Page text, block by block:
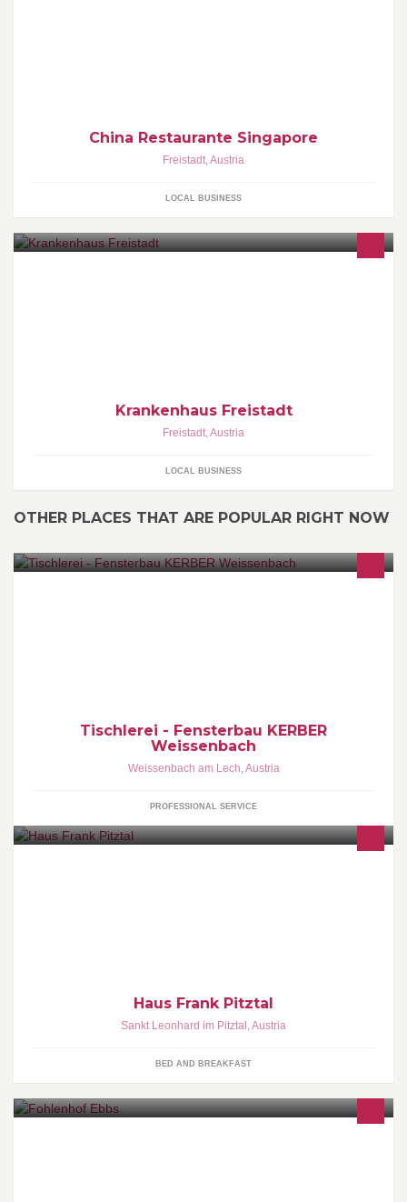
China Restaurante Singapore
Freistadt,Austria
LOCAL BUSINESS
Krankenhaus Freistadt
Freistadt,Austria
LOCAL BUSINESS
OTHER PLACES THAT ARE POPULAR RIGHT NOW
Tischlerei - Fensterbau KERBER
Weissenbach
Weissenbach am Lech,Austria
PROFESSIONAL SERVICE
Haus Frank Pitztal
Sankt Leonhard im Pitztal ,Austria
BED AND BREAKFAST